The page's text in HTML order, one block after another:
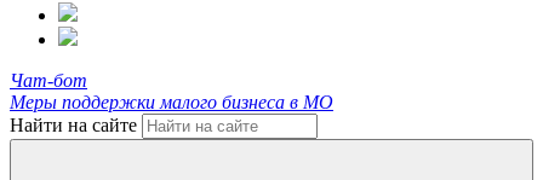
Чат-бот
Меры поддержки малого бизнеса в МО
Найти на сайте